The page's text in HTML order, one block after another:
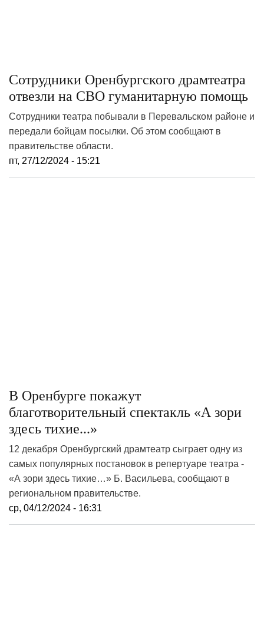
Сотрудники Оренбургского драмтеатра
отвезли на СВО гуманитарную помощь
Сотрудники театра побывали в Перевальском районе и
передали бойцам посылки. Об этом сообщают в
правительстве области.
пт, 27/12/2024 - 15:21
В Оренбурге покажут
благотворительный спектакль «А зори
здесь тихие...»
12 декабря Оренбургский драмтеатр сыграет одну из
самых популярных постановок в репертуаре театра -
«А зори здесь тихие…» Б. Васильева, сообщают в
региональном правительстве.
ср, 04/12/2024 - 16:31